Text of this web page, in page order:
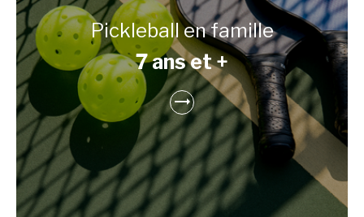
Pickleball en famille
7 ans et +